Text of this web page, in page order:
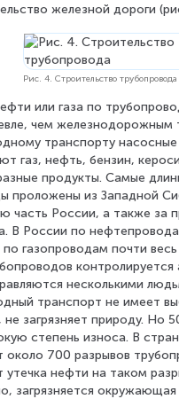
железной дороги
Рис. 4. Строительство трубопровода
или газа по
чем железнодорожным
транспорту
газ, нефть, бензин,
продукты. Самые
проложены из Западной
часть России, а также за
В России по
газопроводам почти
несколькими
транспорт не имеет
загрязняет природу. Но
степень износа. В
около 700 разрывов
утечка нефти на таком
загрязняется